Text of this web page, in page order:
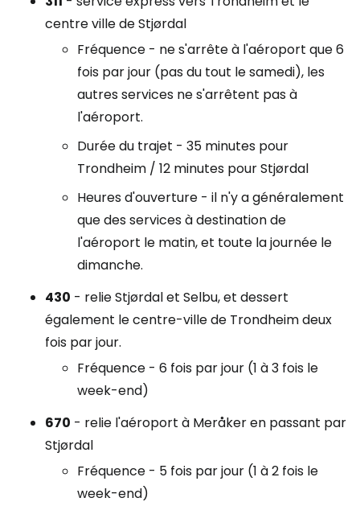
centre ville de Stjørdal
Fréquence - ne s'arrête à l'aéroport que 6
fois par jour (pas du tout le samedi), les
autres services ne s'arrêtent pas à
l'aéroport.
Durée du trajet - 35 minutes pour
Trondheim / 12 minutes pour Stjørdal
Heures d'ouverture - il n'y a généralement
que des services à destination de
l'aéroport le matin, et toute la journée le
dimanche.
430 - relie Stjørdal et Selbu, et dessert
également le centre-ville de Trondheim deux
fois par jour.
Fréquence - 6 fois par jour (1 à 3 fois le
week-end)
670 - relie l'aéroport à Meråker en passant par
Stjørdal
Fréquence - 5 fois par jour (1 à 2 fois le
week-end)